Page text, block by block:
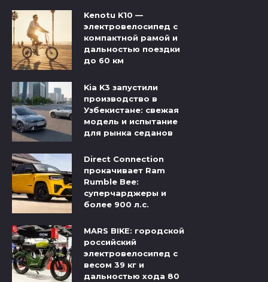
Kenotu K10 —
электровелосипед с
компактной рамой и
дальностью поездки
до 60 км
Kia K3 запустили
производство в
Узбекистане: свежая
модель и испытание
для рынка седанов
Direct Connection
прокачивает Ram
Rumble Bee:
суперчарджеры и
более 900 л.с.
MARS BIKE: городской
российский
электровелосипед с
весом 39 кг и
дальностью хода 80